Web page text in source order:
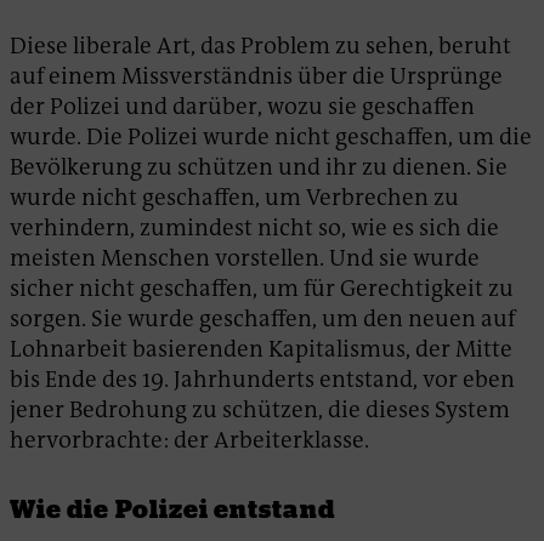
Diese liberale Art, das Problem zu sehen, beruht
auf einem Missverständnis über die Ursprünge
der Polizei und darüber, wozu sie geschaffen
wurde. Die Polizei wurde nicht geschaffen, um die
Bevölkerung zu schützen und ihr zu dienen. Sie
wurde nicht geschaffen, um Verbrechen zu
verhindern, zumindest nicht so, wie es sich die
meisten Menschen vorstellen. Und sie wurde
sicher nicht geschaffen, um für Gerechtigkeit zu
sorgen. Sie wurde geschaffen, um den neuen auf
Lohnarbeit basierenden Kapitalismus, der Mitte
bis Ende des 19. Jahrhunderts entstand, vor eben
jener Bedrohung zu schützen, die dieses System
hervorbrachte: der Arbeiterklasse.
Wie die Polizei entstand